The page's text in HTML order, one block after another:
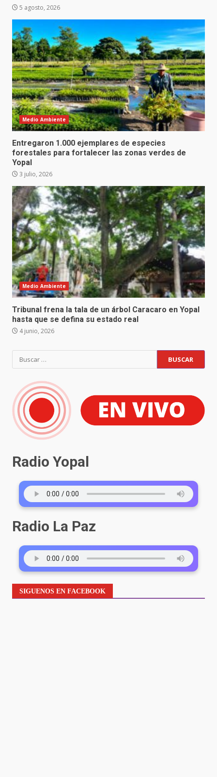
5 agosto, 2026
Medio Ambiente
Entregaron 1.000 ejemplares de especies
forestales para fortalecer las zonas verdes de
Yopal
3 julio, 2026
Medio Ambiente
Tribunal frena la tala de un árbol Caracaro en Yopal
hasta que se defina su estado real
4 junio, 2026
Radio Yopal
Radio La Paz
SIGUENOS EN FACEBOOK